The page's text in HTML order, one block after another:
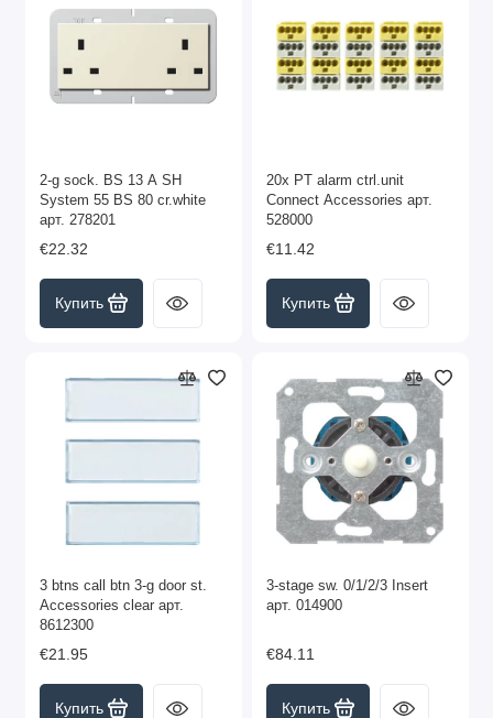
2-g sock. BS 13 A SH
System 55 BS 80 cr.white
арт. 278201
€22.32
Купить
20x PT alarm ctrl.unit
Connect Accessories арт.
528000
€11.42
Купить
3 btns call btn 3-g door st.
Accessories clear арт.
8612300
€21.95
Купить
3-stage sw. 0/1/2/3 Insert
арт. 014900
€84.11
Купить